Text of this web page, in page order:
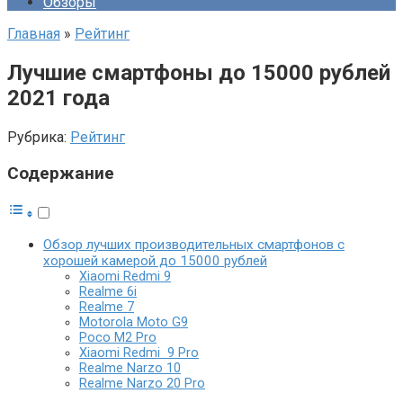
Главная » Рейтинг
Лучшие смартфоны до 15000 рублей
2021 года
Рубрика: Рейтинг
Содержание
Обзор лучших производительных смартфонов с
хорошей камерой до 15000 рублей
Xiaomi Redmi 9
Realme 6i
Realme 7
Motorola Moto G9
Poco M2 Pro
Xiaomi Redmi 9 Pro
Realme Narzo 10
Realme Narzo 20 Pro